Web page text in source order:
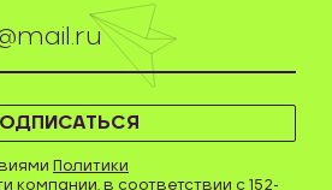
Политики
компании, в соответствии с 152-